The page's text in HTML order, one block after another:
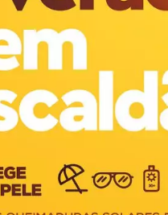
Termo de Pesquisa